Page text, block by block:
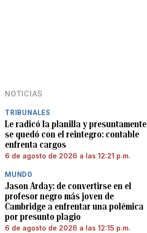
NOTICIAS
TRIBUNALES
Le radicó la planilla y presuntamente
se quedó con el reintegro: contable
enfrenta cargos
6 de agosto de 2026 a las 12:21 p.m.
MUNDO
Jason Arday: de convertirse en el
profesor negro más joven de
Cambridge a enfrentar una polémica
por presunto plagio
6 de agosto de 2026 a las 12:15 p.m.